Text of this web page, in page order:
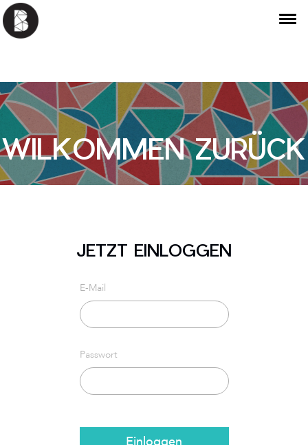
WILKOMMEN ZURÜCK
JETZT EINLOGGEN
E-Mail
Passwort